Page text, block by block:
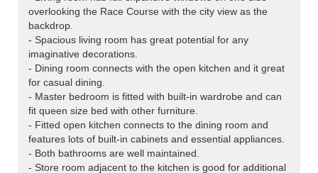
overlooking the Race Course with the city view as the
backdrop.
- Spacious living room has great potential for any
imaginative decorations.
- Dining room connects with the open kitchen and it great
for casual dining.
- Master bedroom is fitted with built-in wardrobe and can
fit queen size bed with other furniture.
- Fitted open kitchen connects to the dining room and
features lots of built-in cabinets and essential appliances.
- Both bathrooms are well maintained.
- Store room adjacent to the kitchen is good for additional